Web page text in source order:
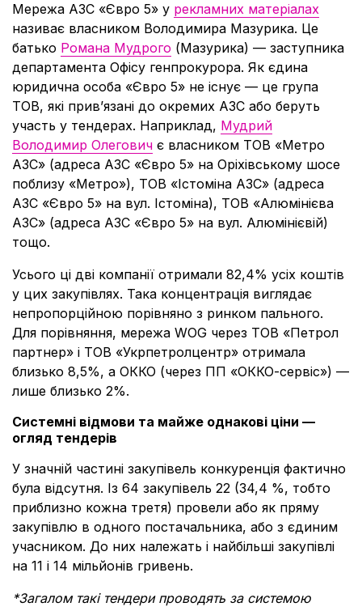
Мережа АЗС «Євро 5» у рекламних матеріалах
називає власником Володимира Мазурика. Це
батько Романа Мудрого (Мазурика) — заступника
департамента Офісу генпрокурора. Як єдина
юридична особа «Євро 5» не існує — це група
ТОВ, які прив’язані до окремих АЗС або беруть
участь у тендерах. Наприклад, Мудрий
Володимир Олегович є власником ТОВ «Метро
АЗС» (адреса АЗС «Євро 5» на Оріхівському шосе
поблизу «Метро»), ТОВ «Істоміна АЗС» (адреса
АЗС «Євро 5» на вул. Істоміна), ТОВ «Алюмінієва
АЗС» (адреса АЗС «Євро 5» на вул. Алюмінієвій)
тощо.
Усього ці дві компанії отримали 82,4% усіх коштів
у цих закупівлях. Така концентрація виглядає
непропорційною порівняно з ринком пального.
Для порівняння, мережа WOG через ТОВ «Петрол
партнер» і ТОВ «Укрпетролцентр» отримала
близько 8,5%, а ОККО (через ПП «ОККО-сервіс») —
лише близько 2%.
Системні відмови та майже однакові ціни —
огляд тендерів
У значній частині закупівель конкуренція фактично
була відсутня. Із 64 закупівель 22 (34,4 %, тобто
приблизно кожна третя) провели або як пряму
закупівлю в одного постачальника, або з єдиним
учасником. До них належать і найбільші закупівлі
на 11 і 14 мільйонів гривень.
*Загалом такі тендери проводять за системою